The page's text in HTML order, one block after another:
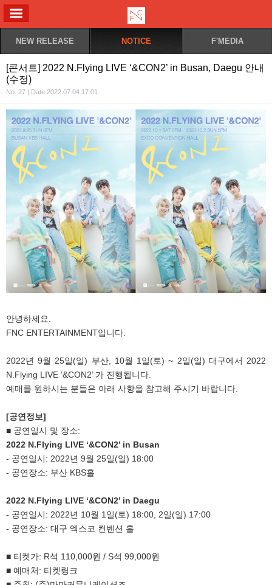
NEW RELEASE NOTICE F'MEDIA
[콘서트] 2022 N.Flying LIVE ‘&CON2’ in Busan, Daegu 안내
(수정)
No. 27 | Date 2022.07.04 17:01
안녕하세요.
FNC ENTERTAINMENT입니다.
2022년 9월 25일(일) 부산, 10월 1일(토) ~ 2일(일) 대구에서 2022
N.Flying LIVE ‘&CON2’ 가 진행됩니다.
예매를 원하시는 분들은 아래 사항을 참고해 주시기 바랍니다.
[공연정보]
■ 공연일시 및 장소:
2022 N.Flying LIVE ‘&CON2’ in Busan
- 공연일시: 2022년 9월 25일(일) 18:00
- 공연장소: 부산 KBS홀
2022 N.Flying LIVE ‘&CON2’ in Daegu
- 공연일시: 2022년 10월 1일(토) 18:00, 2일(일) 17:00
- 공연장소: 대구 엑스코 컨벤션 홀
■ 티켓가: R석 110,000원 / S석 99,000원
■ 예매처: 티켓링크